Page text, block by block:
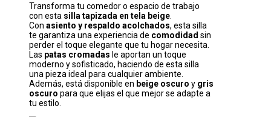
Transforma tu comedor o espacio de trabajo
con esta silla tapizada en tela beige
Con asiento y respaldo acolchados, esta silla
te garantiza una experiencia de comodidad sin
perder el toque elegante que tu hogar necesita.
Las patas cromadas le aportan un toque
moderno y sofisticado, haciendo de esta silla
una pieza ideal para cualquier ambiente.
Además, está disponible en beige oscuro y gris
oscuro para que elijas el que mejor se adapte a
tu estilo.